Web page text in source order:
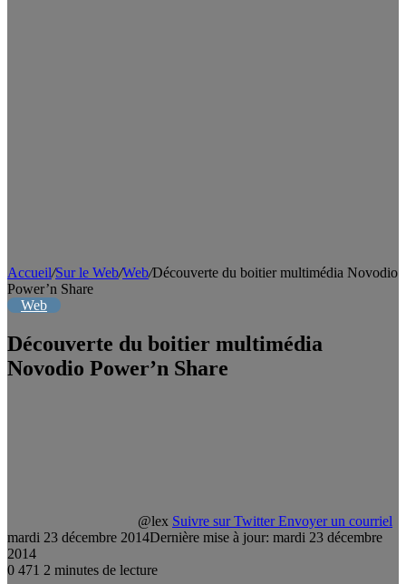
Accueil/Sur le Web/Web/Découverte du boitier multimédia Novodio
Power’n Share
Web
Découverte du boitier multimédia
Novodio Power’n Share
@lex Suivre sur Twitter Envoyer un courriel
mardi 23 décembre 2014Dernière mise à jour: mardi 23 décembre
2014
0 471 2 minutes de lecture